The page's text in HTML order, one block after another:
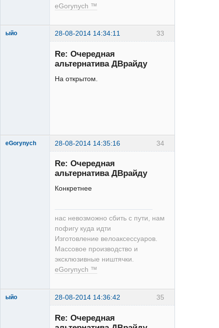
eGorynych ™
33
ыйо 28-08-2014 14:34:11
Re: Очередная
альтернатива ДВрайду
На открытом.
34
eGorynych 28-08-2014 14:35:16
Re: Очередная
альтернатива ДВрайду
Конкретнее
нас невозможно сбить с пути, нам
пофигу куда идти
Изготовление велоаксессуаров.
Массовое производство и
эксклюзивные ништячки.
eGorynych ™
35
ыйо 28-08-2014 14:36:42
Re: Очередная